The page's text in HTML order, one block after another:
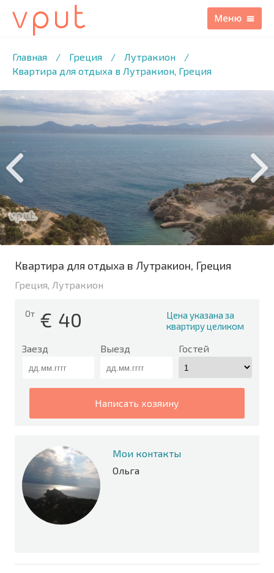
Главная / Греция / Лутракион
/
Квартира для отдыха в Лутракион, Греция
/6 ФОТО
Квартира для отдыха в Лутракион, Греция
Греция, Лутракион
От € 40
Цена указана за
квартиру целиком
Заезд Выезд Гостей
написать хозяину
Мои контакты
Ольга